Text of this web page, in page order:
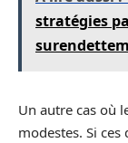
stratégies
Un autre cas où
modestes. Si